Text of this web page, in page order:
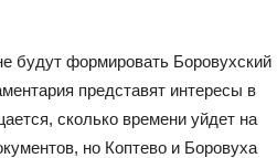
будут формировать Боровухский
представят интересы в
сколько времени уйдет на
но Коптево и Боровуха